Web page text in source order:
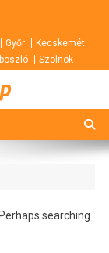
Győr
Kecskemét
Szolnok
searching